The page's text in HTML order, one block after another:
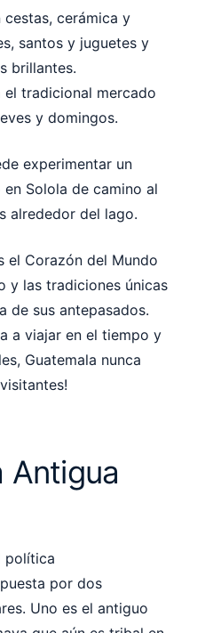
cestas, cerámica y
santos y juguetes y
brillantes.
el tradicional mercado
y domingos.
experimentar un
Solola de camino al
alrededor del lago.
el Corazón del Mundo
y las tradiciones únicas
de sus antepasados.
a viajar en el tiempo y
Guatemala nunca
Antigua
política
por dos
Uno es el antiguo